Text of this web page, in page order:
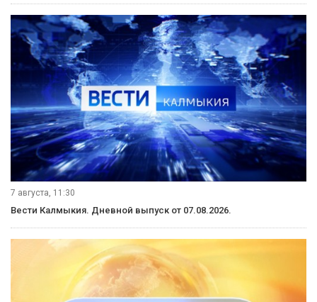
7 августа, 11:30
Вести Калмыкия. Дневной выпуск от 07.08.2026.